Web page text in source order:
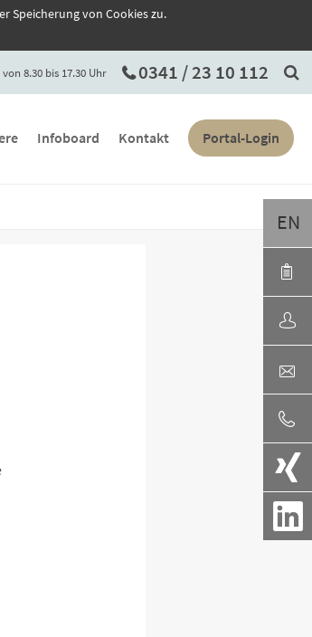
Speicherung von Cookies zu.
8.30 bis 17.30 Uhr 0341 / 23 10 112
Infoboard Kontakt Portal-Login
EN